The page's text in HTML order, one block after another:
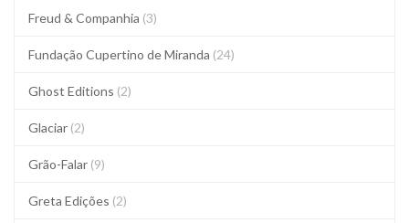
Freud & Companhia (3)
Fundação Cupertino de Miranda (24)
Ghost Editions (2)
Glaciar (2)
Grão-Falar (9)
Greta Edições (2)